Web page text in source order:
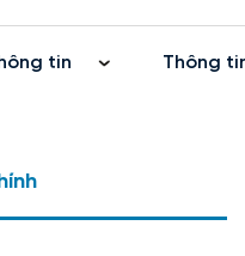
tin Thông